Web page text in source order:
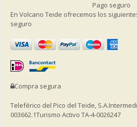
Pago seguro
En Volcano Teide ofrecemos los
seguro
Compra segura
Teleférico del Pico del Teide, S.A.
003662.1Turismo Activo TA-4-0026247